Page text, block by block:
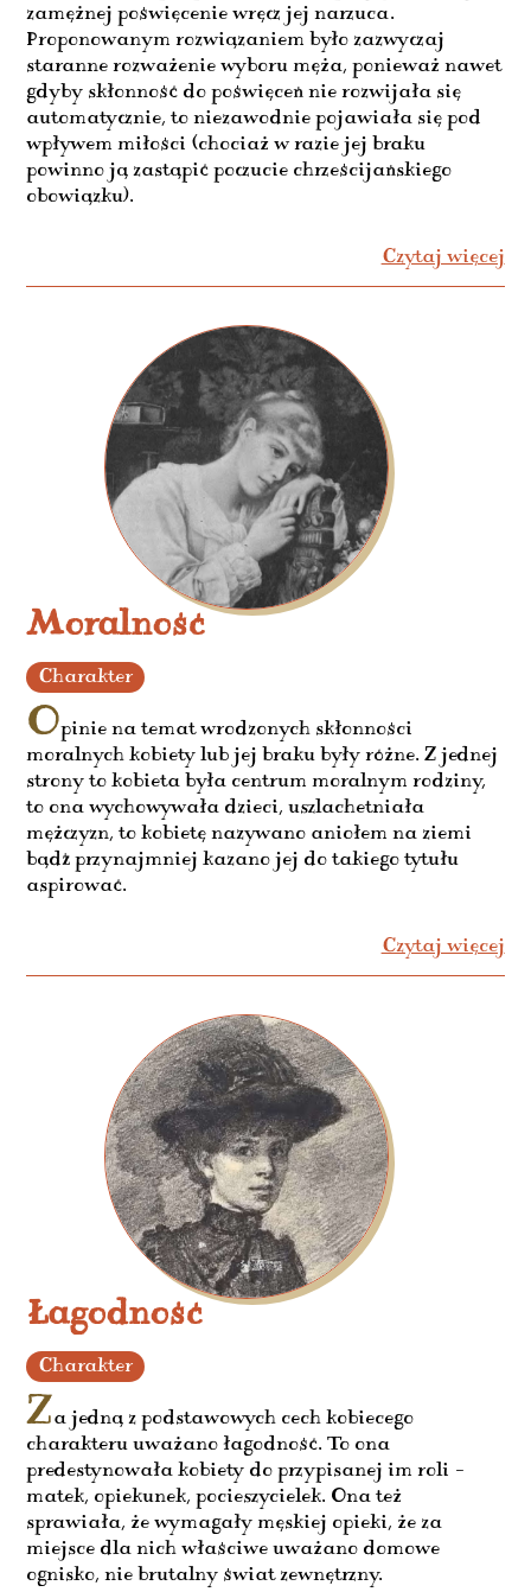
zamężnej poświęcenie wręcz jej narzuca.
Proponowanym rozwiązaniem było zazwyczaj
staranne rozważenie wyboru męża, ponieważ nawet
gdyby skłonność do poświęceń nie rozwijała się
automatycznie, to niezawodnie pojawiała się pod
wpływem miłości (chociaż w razie jej braku
powinno ją zastąpić poczucie chrześcijańskiego
obowiązku).
Czytaj więcej
Moralność
Charakter
Opinie na temat wrodzonych skłonności
moralnych kobiety lub jej braku były różne. Z jednej
strony to kobieta była centrum moralnym rodziny,
to ona wychowywała dzieci, uszlachetniała
mężczyzn, to kobietę nazywano aniołem na ziemi
bądź przynajmniej kazano jej do takiego tytułu
aspirować.
Czytaj więcej
Łagodność
Charakter
Za jedną z podstawowych cech kobiecego
charakteru uważano łagodność. To ona
predestynowała kobiety do przypisanej im roli –
matek, opiekunek, pocieszycielek. Ona też
sprawiała, że wymagały męskiej opieki, że za
miejsce dla nich właściwe uważano domowe
ognisko, nie brutalny świat zewnętrzny.